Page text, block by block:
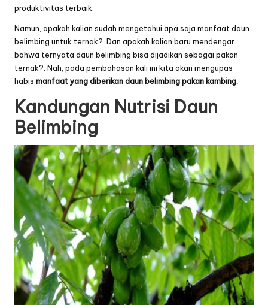
produktivitas terbaik.
Namun, apakah kalian sudah mengetahui apa saja manfaat daun
belimbing untuk ternak?. Dan apakah kalian baru mendengar
bahwa ternyata daun belimbing bisa dijadikan sebagai pakan
ternak?. Nah, pada pembahasan kali ini kita akan mengupas
habis manfaat yang diberikan daun belimbing pakan kambing.
Kandungan Nutrisi Daun
Belimbing